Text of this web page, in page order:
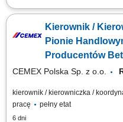
Opis stanowiska Rozwijanie
kontrahentów oraz budowanie
Prowadzenie spotkań,
współpracy. Monitorowanie rynku
Kierownik /
Pionie
Producentów
CEMEX Polska Sp. z o.o.
kierownik / kierowniczka /
pracę
pełny etat
6 dni